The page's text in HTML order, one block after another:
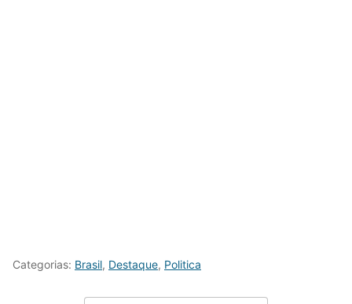
Categorias: Brasil, Destaque, Politica